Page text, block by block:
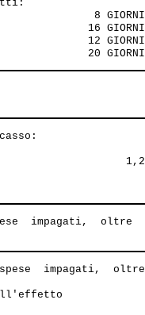
8 GIORNI
16 GIORNI
12 GIORNI
impagati,  oltre
impagati,